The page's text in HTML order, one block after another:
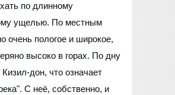
по длинному
ущелью. По местным
очень пологое и широкое,
высоко в горах. По дну
Кизил-дон, что означает
С неё, собственно, и